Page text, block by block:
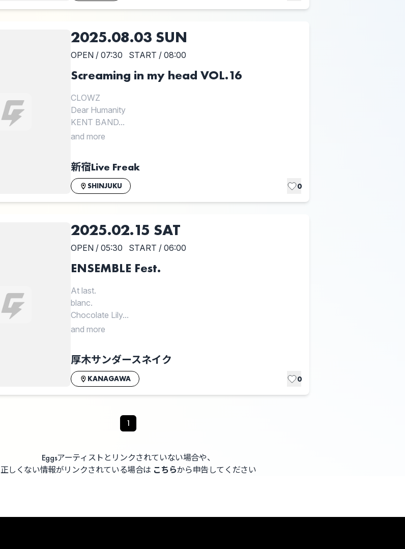
2025.08.03 SUN
OPEN / 07:30 START / 08:00
Screaming in my head VOL.16
CLOWZ
Dear Humanity
KENT BAND...
and more
新宿Live Freak
SHINJUKU 0
2025.02.15 SAT
OPEN / 05:30 START / 06:00
ENSEMBLE Fest.
At last.
blanc.
Chocolate Lily...
and more
厚木サンダースネイク
KANAGAWA 0
1
Eggsアーティストとリンクされていない場合や、
正しくない情報がリンクされている場合は こちらから申告してください